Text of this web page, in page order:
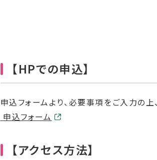
【HPでの申込】
申込フォームより、必要事項をご入力の上
外
サ
申込フォーム
【アクセス方法】